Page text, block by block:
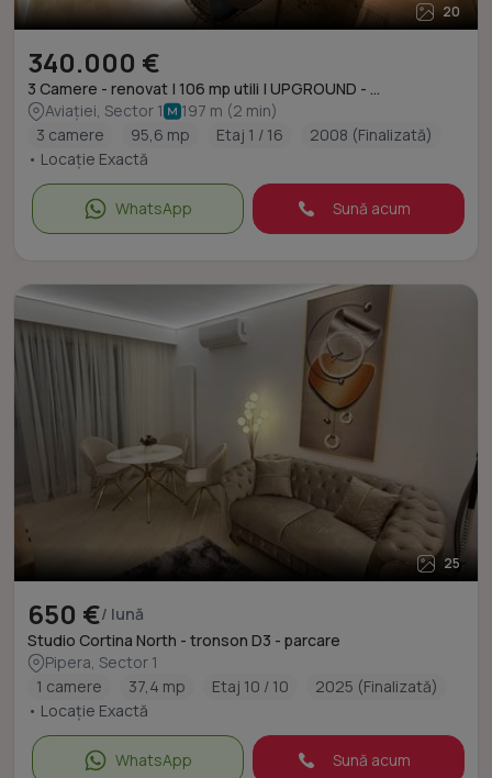
20
340.000 €
3 Camere - renovat | 106 mp utili | UPGROUND - ...
Aviației, Sector 1
197 m (2 min)
3 camere
95,6 mp Etaj 1 / 16
2008 (Finalizată)
• Locație Exactă
WhatsApp Sună acum
25
650 €/ lună
Studio Cortina North - tronson D3 - parcare
Pipera, Sector 1
1 camere
37,4 mp Etaj 10 / 10
2025 (Finalizată)
• Locație Exactă
WhatsApp Sună acum